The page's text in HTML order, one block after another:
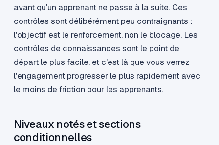
avant qu'un apprenant ne passe à la suite. Ces
contrôles sont délibérément peu contraignants :
l'objectif est le renforcement, non le blocage. Les
contrôles de connaissances sont le point de
départ le plus facile, et c'est là que vous verrez
l'engagement progresser le plus rapidement avec
le moins de friction pour les apprenants.
Niveaux notés et sections
conditionnelles